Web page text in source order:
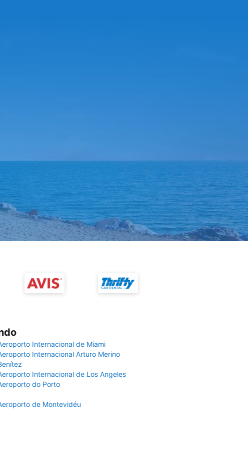
Internacional de Miami
Internacional Arturo Merino
Internacional de Los Angeles
do Porto
de Montevidéu